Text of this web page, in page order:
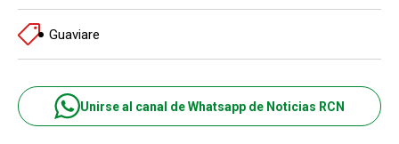
Guaviare
Unirse al canal de Whatsapp de Noticias RCN